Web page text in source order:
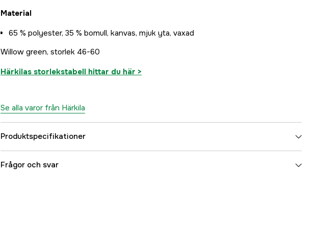
Material
65 % polyester, 35 % bomull, kanvas, mjuk yta, vaxad
Willow green, storlek 46-60
Härkilas storlekstabell hittar du här >
Se alla varor från Härkila
Produktspecifikationer
Material
Frågor och svar